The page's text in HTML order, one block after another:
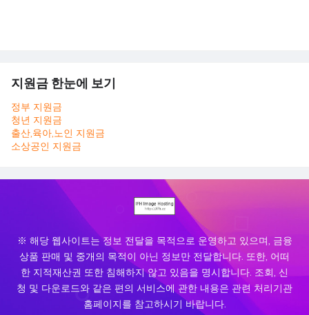
지원금 한눈에 보기
정부 지원금
청년 지원금
출산,육아,노인 지원금
소상공인 지원금
※ 해당 웹사이트는 정보 전달을 목적으로 운영하고 있으며, 금융
상품 판매 및 중개의 목적이 아닌 정보만 전달합니다. 또한, 어떠
한 지적재산권 또한 침해하지 않고 있음을 명시합니다. 조회, 신
청 및 다운로드와 같은 편의 서비스에 관한 내용은 관련 처리기관
홈페이지를 참고하시기 바랍니다.